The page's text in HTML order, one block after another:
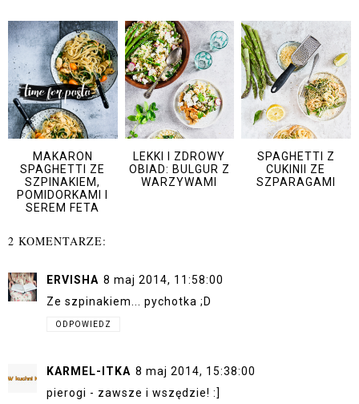
MAKARON
SPAGHETTI ZE
SZPINAKIEM,
POMIDORKAMI I
SEREM FETA
LEKKI I ZDROWY
OBIAD: BULGUR Z
WARZYWAMI
SPAGHETTI Z
CUKINII ZE
SZPARAGAMI
2 KOMENTARZE:
ERVISHA 8 maj 2014, 11:58:00
Ze szpinakiem... pychotka ;D
ODPOWIEDZ
KARMEL-ITKA 8 maj 2014, 15:38:00
pierogi - zawsze i wszędzie! :]